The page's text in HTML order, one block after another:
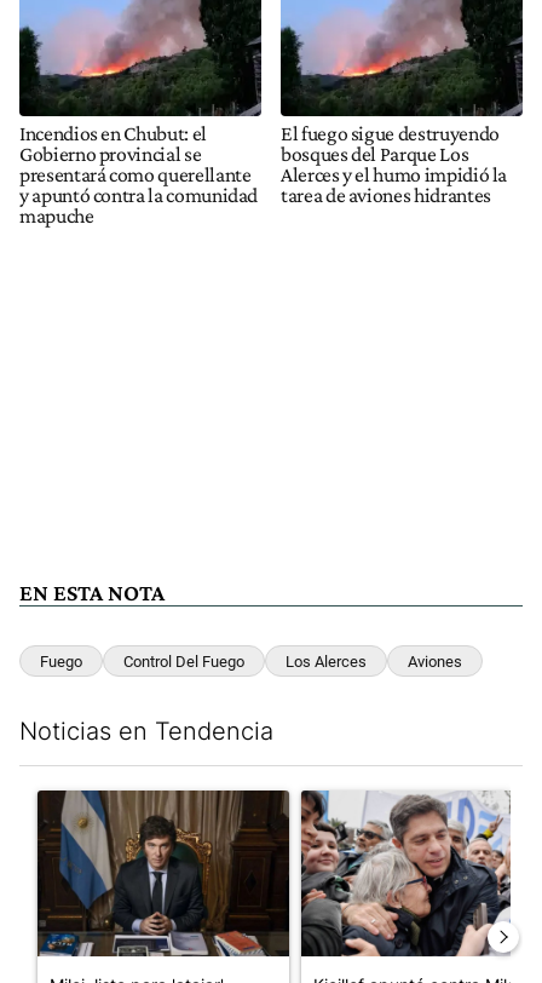
Incendios en Chubut: el
Gobierno provincial se
presentará como querellante
y apuntó contra la comunidad
mapuche
El fuego sigue destruyendo
bosques del Parque Los
Alerces y el humo impidió la
tarea de aviones hidrantes
EN ESTA NOTA
Fuego Control Del Fuego Los Alerces Aviones
Noticias en Tendencia
Un artículo de tendencia con el título "Milei, listo para 'atajar'
Un artículo de tendencia con